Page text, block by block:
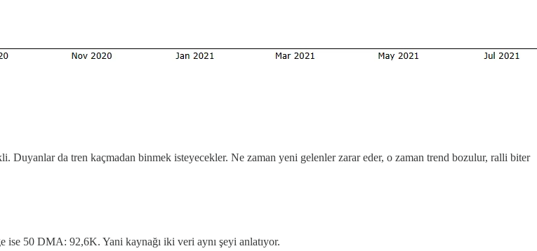
Duyanlar da tren kaçmadan binmek isteyecekler. Ne zaman yeni gelenler zarar eder, o zaman trend bozulur, ralli biter
50 DMA: 92,6K. Yani kaynağı iki veri aynı şeyi anlatıyor.